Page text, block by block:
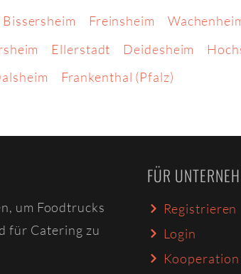
Bissersheim Freinsheim
Ellerstadt Deidesheim
Frankenthal (Pfalz)
um Foodtrucks
für Catering zu
FÜR
Registrieren
Login